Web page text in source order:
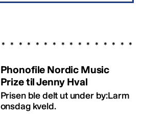
Phonofile Nordic Music
Prize til Jenny Hval
Prisen ble delt ut under by:Larm
onsdag kveld.